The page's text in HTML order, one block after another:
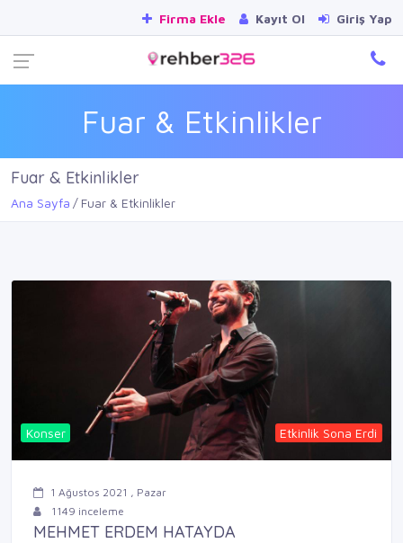
Firma Ekle Kayıt Ol Giriş Yap
Fuar & Etkinlikler
Fuar & Etkinlikler
Ana Sayfa Fuar & Etkinlikler
Konser Etkinlik Sona Erdi
1 Ağustos 2021 , Pazar
1149 inceleme
MEHMET ERDEM HATAYDA